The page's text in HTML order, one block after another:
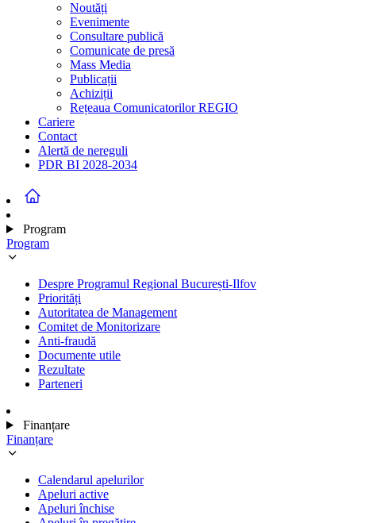
Noutăți
Evenimente
Consultare publică
Comunicate de presă
Mass Media
Publicații
Achiziții
Rețeaua Comunicatorilor REGIO
Cariere
Contact
Alertă de nereguli
PDR BI 2028-2034
Program
Program
Despre Programul Regional București-Ilfov
Priorități
Autoritatea de Management
Comitet de Monitorizare
Anti-fraudă
Documente utile
Rezultate
Parteneri
Finanțare
Finanțare
Calendarul apelurilor
Apeluri active
Apeluri închise